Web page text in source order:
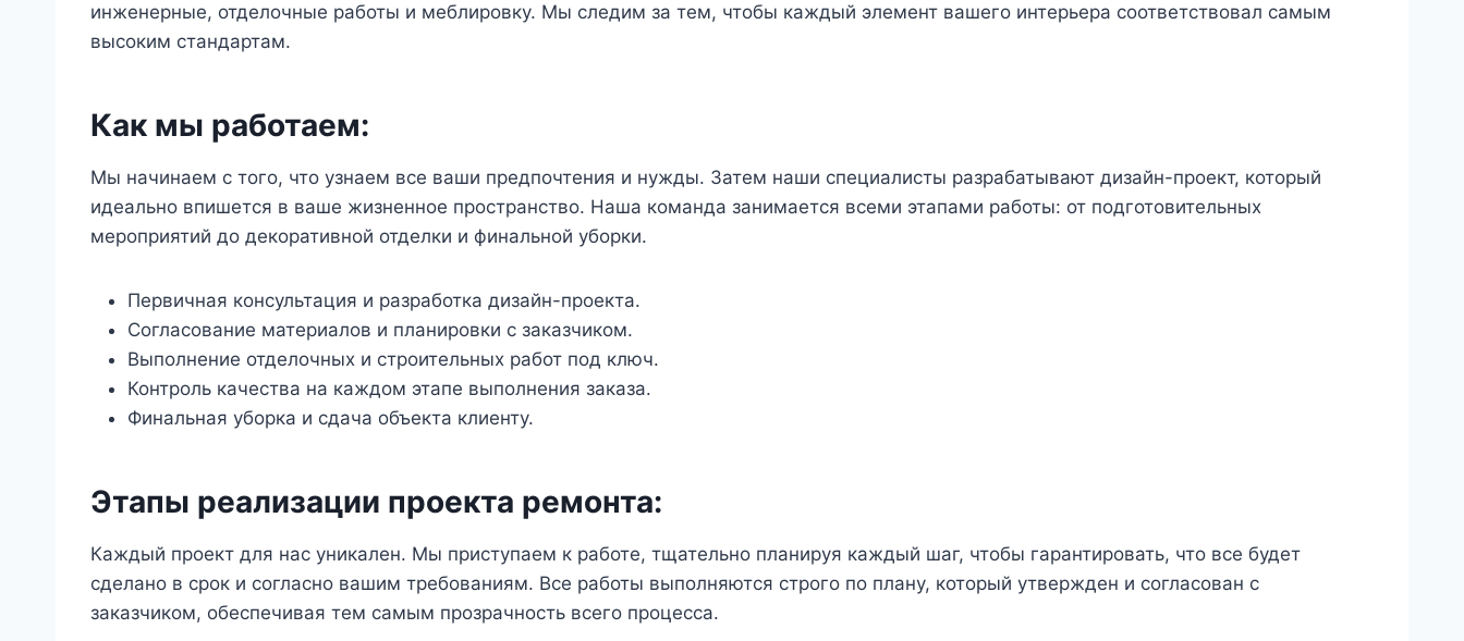
инженерные, отделочные работы и меблировку. Мы следим за тем, чтобы каждый элемент вашего интерьера соответствовал самым
высоким стандартам.
Как мы работаем:
Мы начинаем с того, что узнаем все ваши предпочтения и нужды. Затем наши специалисты разрабатывают дизайн-проект, который
идеально впишется в ваше жизненное пространство. Наша команда занимается всеми этапами работы: от подготовительных
мероприятий до декоративной отделки и финальной уборки.
Первичная консультация и разработка дизайн-проекта.
Согласование материалов и планировки с заказчиком.
Выполнение отделочных и строительных работ под ключ.
Контроль качества на каждом этапе выполнения заказа.
Финальная уборка и сдача объекта клиенту.
Этапы реализации проекта ремонта:
Каждый проект для нас уникален. Мы приступаем к работе, тщательно планируя каждый шаг, чтобы гарантировать, что все будет
сделано в срок и согласно вашим требованиям. Все работы выполняются строго по плану, который утвержден и согласован с
заказчиком, обеспечивая тем самым прозрачность всего процесса.